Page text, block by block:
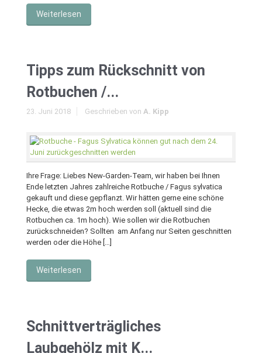
Weiterlesen
Tipps zum Rückschnitt von
Rotbuchen /...
23. Juni 2018 Geschrieben von A. Kipp
Ihre Frage: Liebes New-Garden-Team, wir haben bei Ihnen
Ende letzten Jahres zahlreiche Rotbuche / Fagus sylvatica
gekauft und diese gepflanzt. Wir hätten gerne eine schöne
Hecke, die etwas 2m hoch werden soll (aktuell sind die
Rotbuchen ca. 1m hoch). Wie sollen wir die Rotbuchen
zurückschneiden? Sollten am Anfang nur Seiten geschnitten
werden oder die Höhe […]
Weiterlesen
Schnittverträgliches
Laubgehölz mit K...